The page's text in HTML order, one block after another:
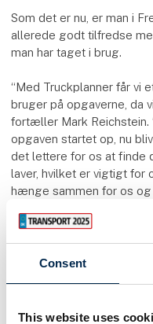
Consent
This website uses
Som det er nu, er man i
allerede godt tilfredse
man har taget i brug.
“Med Truckplanner får vi
bruger på opgaverne, da
fortæller Mark Reichstein.
opgaven startet op, nu
det lettere for os at finde
laver, hvilket er vigtigt for
hænge sammen for os
En god løsning til hele
For Frederikshavn
budt på klare resultater